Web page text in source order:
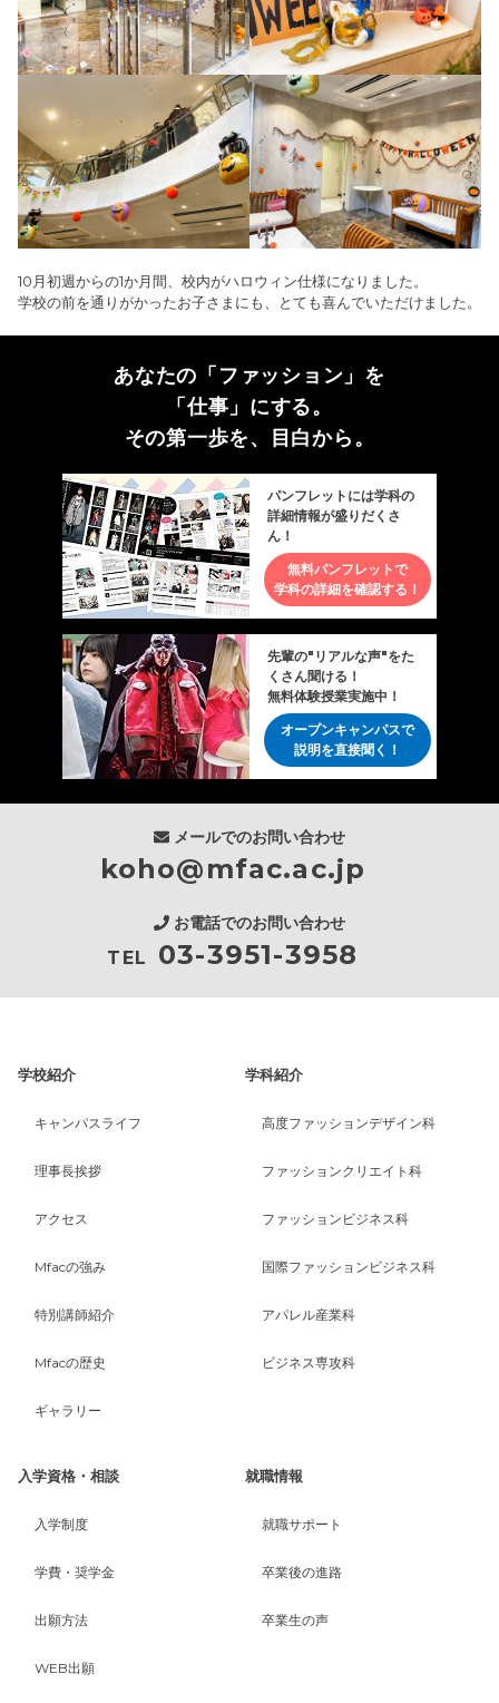
10月初週からの1か月間、校内がハロウィン仕様になりました。
学校の前を通りがかったお子さまにも、とても喜んでいただけました。
あなたの「ファッション」を
「仕事」にする。
その第一歩を、目白から。
パンフレットには学科の
詳細情報が盛りだくさ
ん！
無料パンフレットで
学科の詳細を確認する！
先輩の"リアルな声"をた
くさん聞ける！
無料体験授業実施中！
オープンキャンパスで
説明を直接聞く！
メールでのお問い合わせ
koho@mfac.ac.jp
お電話でのお問い合わせ
TEL 03-3951-3958
学校紹介
キャンパスライフ
理事長挨拶
アクセス
Mfacの強み
特別講師紹介
Mfacの歴史
ギャラリー
学科紹介
高度ファッションデザイン科
ファッションクリエイト科
ファッションビジネス科
国際ファッションビジネス科
アパレル産業科
ビジネス専攻科
入学資格・相談
入学制度
学費・奨学金
出願方法
WEB出願
就職情報
就職サポート
卒業後の進路
卒業生の声